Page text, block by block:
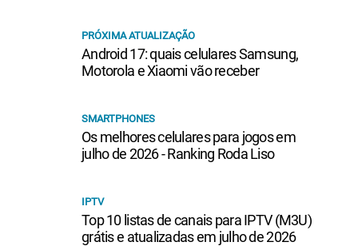
PRÓXIMA ATUALIZAÇÃO
Android 17: quais celulares Samsung,
Motorola e Xiaomi vão receber
SMARTPHONES
Os melhores celulares para jogos em
julho de 2026 - Ranking Roda Liso
IPTV
Top 10 listas de canais para IPTV (M3U)
grátis e atualizadas em julho de 2026